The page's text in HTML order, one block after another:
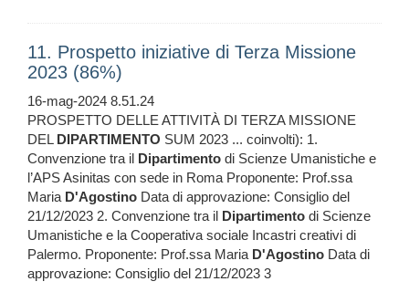
11. Prospetto iniziative di Terza Missione
2023 (86%)
16-mag-2024 8.51.24
PROSPETTO DELLE ATTIVITÀ DI TERZA MISSIONE
DEL DIPARTIMENTO SUM 2023 ... coinvolti): 1.
Convenzione tra il Dipartimento di Scienze Umanistiche e
l’APS Asinitas con sede in Roma Proponente: Prof.ssa
Maria D'Agostino Data di approvazione: Consiglio del
21/12/2023 2. Convenzione tra il Dipartimento di Scienze
Umanistiche e la Cooperativa sociale Incastri creativi di
Palermo. Proponente: Prof.ssa Maria D'Agostino Data di
approvazione: Consiglio del 21/12/2023 3